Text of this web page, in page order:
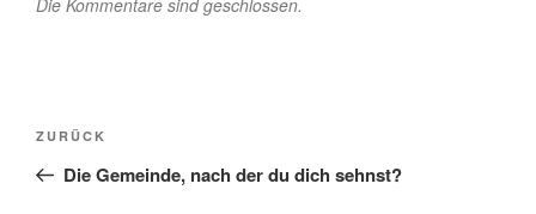
Die Kommentare sind geschlossen.
Beitragsnavigation
Vorheriger
Beitrag
ZURÜCK
Die Gemeinde, nach der du dich sehnst?